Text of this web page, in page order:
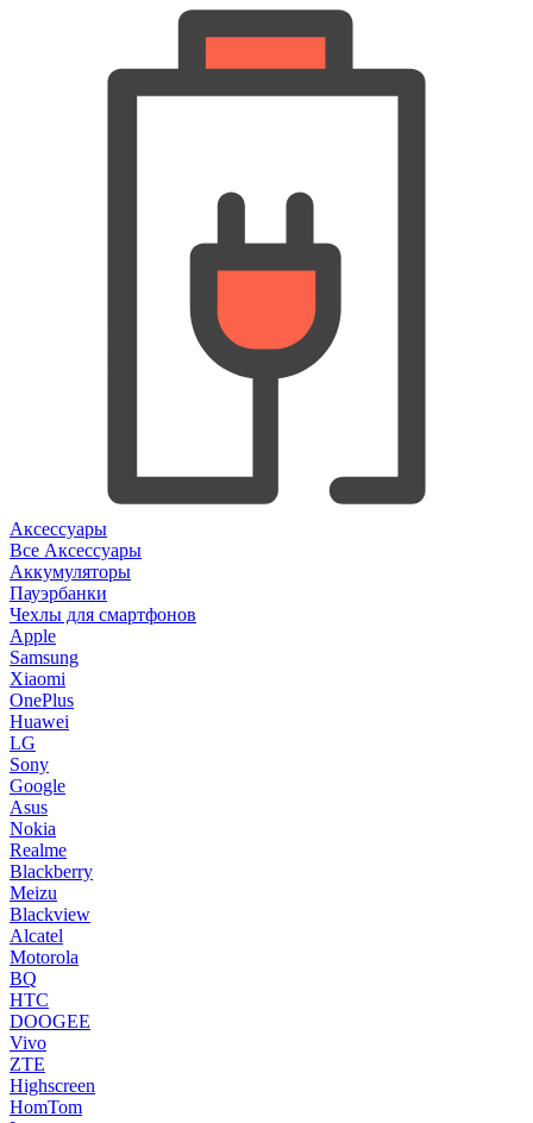
Аксессуары
Все Аксессуары
Аккумуляторы
Пауэрбанки
Чехлы для смартфонов
Apple
Samsung
Xiaomi
OnePlus
Huawei
LG
Sony
Google
Asus
Nokia
Realme
Blackberry
Meizu
Blackview
Alcatel
Motorola
BQ
HTC
DOOGEE
Vivo
ZTE
Highscreen
HomTom